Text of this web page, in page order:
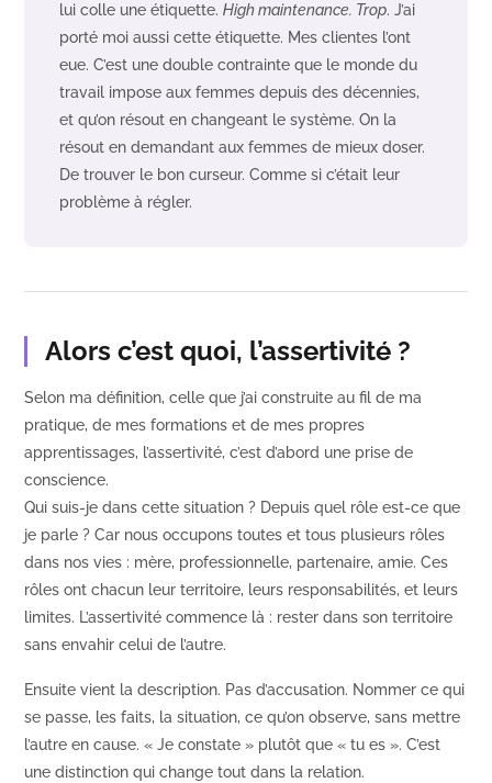
lui colle une étiquette.High maintenance. Trop. J’ai
porté moi aussi cette étiquette. Mes clientes l’ont
eue. C’est une double contrainte que le monde du
travail impose aux femmes depuis des décennies,
et qu’on résout en changeant le système. On la
résout en demandant aux femmes de mieux doser.
De trouver le bon curseur. Comme si c’était leur
problème à régler.
Alors c’est quoi, l’assertivité ?
Selon ma définition, celle que j’ai construite au fil de ma
pratique, de mes formations et de mes propres
apprentissages, l’assertivité, c’est d’abord une prise de
conscience.
Qui suis-je dans cette situation ? Depuis quel rôle est-ce que
je parle ? Car nous occupons toutes et tous plusieurs rôles
dans nos vies : mère, professionnelle, partenaire, amie. Ces
rôles ont chacun leur territoire, leurs responsabilités, et leurs
limites. L’assertivité commence là : rester dans son territoire
sans envahir celui de l’autre.
Ensuite vient la description. Pas d’accusation. Nommer ce qui
se passe, les faits, la situation, ce qu’on observe, sans mettre
l’autre en cause. « Je constate » plutôt que « tu es ». C’est
une distinction qui change tout dans la relation.